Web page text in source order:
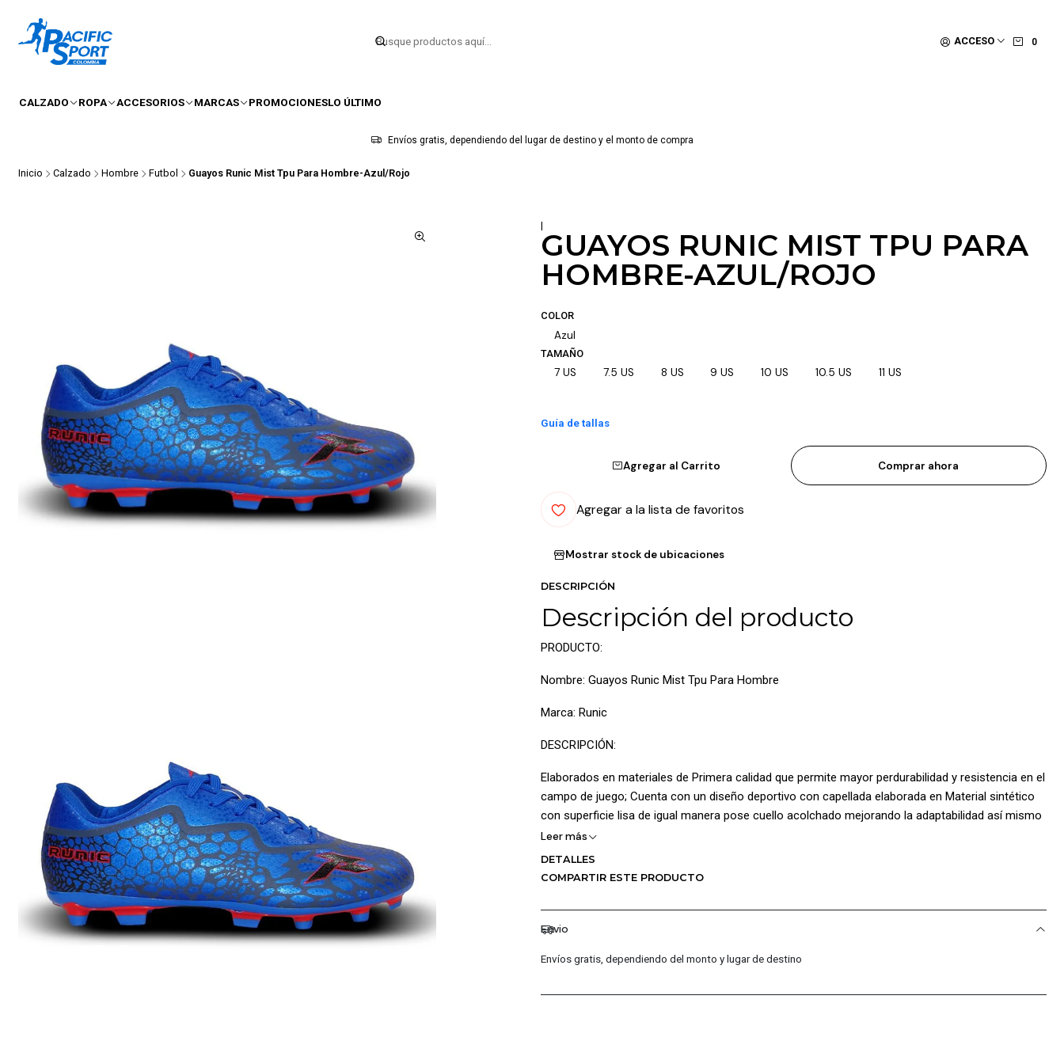
ACCESO 0
CALZADO ROPA ACCESORIOS MARCAS PROMOCIONESLO ÚLTIMO
Envíos gratis, dependiendo del lugar de destino y el monto de compra
Inicio Calzado Hombre Futbol Guayos Runic Mist Tpu Para Hombre-Azul/Rojo
|
GUAYOS RUNIC MIST TPU PARA
HOMBRE-AZUL/ROJO
COLOR
Azul
TAMAÑO
7 US 7.5 US 8 US 9 US 10 US 10.5 US 11 US
Guía de tallas
Agregar al Carrito Comprar ahora
Agregar a la lista de favoritos
Mostrar stock de ubicaciones
DESCRIPCIÓN
Descripción del producto
PRODUCTO:
Nombre: Guayos Runic Mist Tpu Para Hombre
Marca: Runic
DESCRIPCIÓN:
Elaborados en materiales de Primera calidad que permite mayor perdurabilidad y resistencia en el
campo de juego; Cuenta con un diseño deportivo con capellada elaborada en Material sintético
con superficie lisa de igual manera pose cuello acolchado mejorando la adaptabilidad así mismo
la lengüeta delgada se adapta fácilmente al empeine del pie y la parte interna posee textura
suave al tacto maximizado la comodidad también añade platilla acolchada permitiendo una
sensación de confort igualmente posee Logo estampado en el costado lateral dando mayor
superficies artificiales (TPU)
Superficie Lisa
Leer más
DETALLES
COMPARTIR ESTE PRODUCTO
Envio
Envíos gratis, dependiendo del monto y lugar de destino